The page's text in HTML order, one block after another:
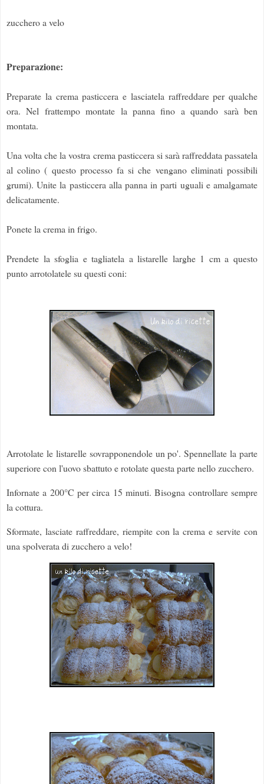
zucchero a velo
Preparazione:
Preparate la crema pasticcera e lasciatela raffreddare per qualche
ora. Nel frattempo montate la panna fino a quando sarà ben
montata.
Una volta che la vostra crema pasticcera si sarà raffreddata passatela
al colino ( questo processo fa si che vengano eliminati possibili
grumi). Unite la pasticcera alla panna in parti uguali e amalgamate
delicatamente.
Ponete la crema in frigo.
Prendete la sfoglia e tagliatela a listarelle larghe 1 cm a questo
punto arrotolatele su questi coni:
Arrotolate le listarelle sovrapponendole un po'. Spennellate la parte
superiore con l'uovo sbattuto e rotolate questa parte nello zucchero.
Infornate a 200°C per circa 15 minuti. Bisogna controllare sempre
la cottura.
Sformate, lasciate raffreddare, riempite con la crema e servite con
una spolverata di zucchero a velo!